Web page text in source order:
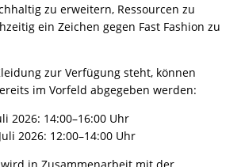
zu erweitern, Ressourcen zu
ein Zeichen gegen Fast Fashion zu
zur Verfügung steht, können
im Vorfeld abgegeben werden:
2026: 14:00–16:00 Uhr
2026: 12:00–14:00 Uhr